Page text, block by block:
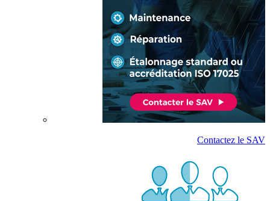
Contactez le SAV